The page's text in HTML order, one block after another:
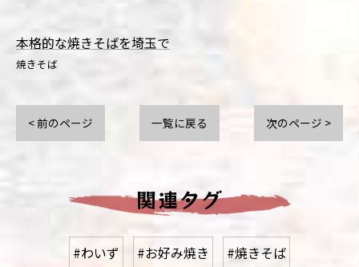
本格的な焼きそばを埼玉で
焼きそば
< 前のページ 一覧に戻る 次のページ >
関連タグ
#わいず #お好み焼き #焼きそば